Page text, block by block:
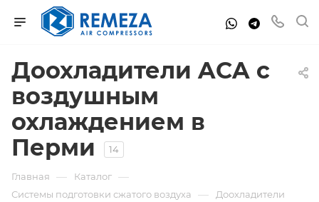
Доохладители ACA с
воздушным
охлаждением в
Перми
14
Главная — Каталог —
Системы подготовки сжатого воздуха — Доохладители